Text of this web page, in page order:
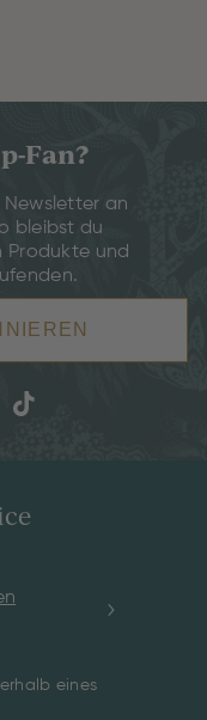
Fan?
an
bleibst du
Produkte und
eines